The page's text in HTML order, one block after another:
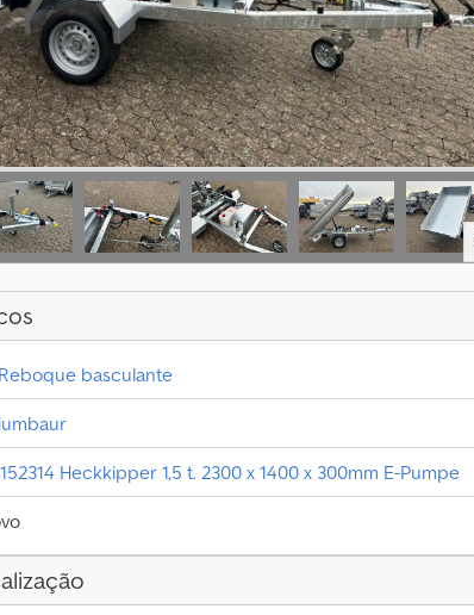
Reboque basculante
Heckkipper 1,5 t. 2300 x 1400 x 300mm E-Pumpe